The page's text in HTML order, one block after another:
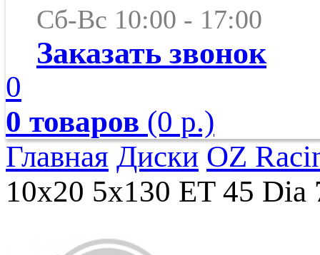
Сб-Вс 10:00 - 17:00
Заказать звонок
0
0 товаров (0 р.)
Главная Диски OZ
10x20 5x130 ET 45 Dia